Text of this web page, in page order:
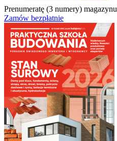
Prenumeratę (3 numery) magazynu
Zamów bezpłatnie